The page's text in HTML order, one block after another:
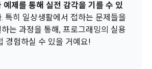
은 “회사”에 대회의 주최를 의뢰하거나, 채
이용하기 위해 “회사”와 일정 계약을 한 개
다.
“회사”가 “사이트”에 출제한 문제에 “개인
정보와 관련하여 데이콘과 이용자 간의 권
정하여 이용자의 ‘개인정보자기결정권’을
다.
요청할 수 있습니다.
용에 새롭게 동의하고자 하는 경우에는 ‘홈>
단 마케팅(대회 진행, 교육 등) 정보 수신
예제를 통해 실전 감각을 기를 수 있
특히 일상생활에서 접하는 문제들을
는 과정을 통해, 프로그래밍의 실용
경험하실 수 있을 거예요!